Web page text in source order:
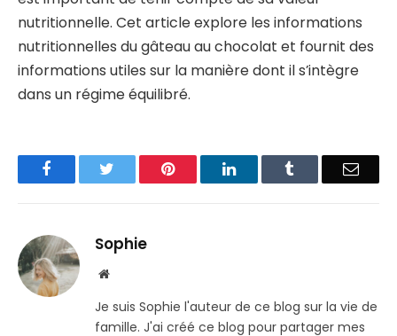
nutritionnelle. Cet article explore les informations
nutritionnelles du gâteau au chocolat et fournit des
informations utiles sur la manière dont il s’intègre
dans un régime équilibré.
Facebook Pinterest LinkedIn Email
Sophie
Website
Je suis Sophie l'auteur de ce blog sur la vie de
famille. J'ai créé ce blog pour partager mes